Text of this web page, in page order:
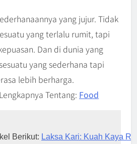
yang jujur. Tidak
yang terlalu rumit, tapi
Dan di dunia yang
yang sederhana tapi
lebih berharga.
Tentang: Food
Berikut: Laksa Kari: Kuah Kaya